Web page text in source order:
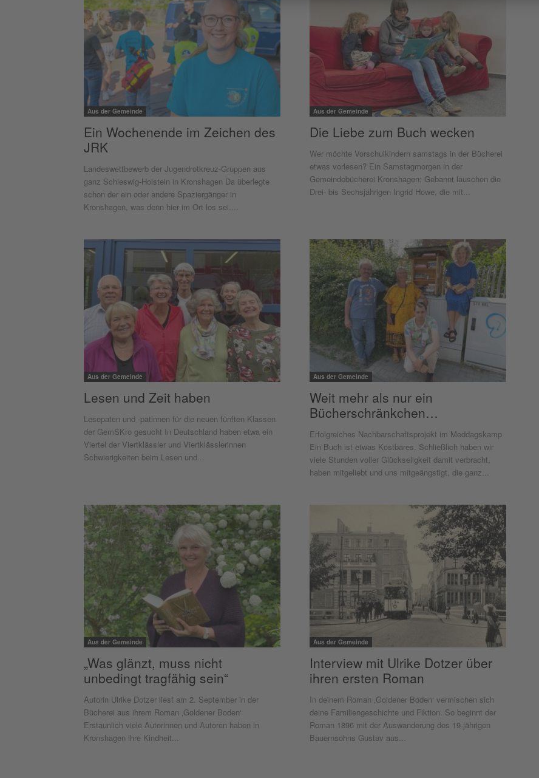
Aus der Gemeinde
Ein Wochenende im Zeichen des
JRK
Landeswettbewerb der Jugendrotkreuz-Gruppen aus
ganz Schleswig-Holstein in Kronshagen Da überlegte
schon der ein oder andere Spaziergänger in
Kronshagen, was denn hier im Ort los sei....
Aus der Gemeinde
Die Liebe zum Buch wecken
Wer möchte Vorschulkindern samstags in der Bücherei
etwas vorlesen? Ein Samstagmorgen in der
Gemeindebücherei Kronshagen: Gebannt lauschen die
Drei- bis Sechsjährigen Ingrid Howe, die mit...
Aus der Gemeinde
Lesen und Zeit haben
Lesepaten und -patinnen für die neuen fünften Klassen
der GemSKro gesucht In Deutschland haben etwa ein
Viertel der Viertklässler und Viertklässlerinnen
Schwierigkeiten beim Lesen und...
Aus der Gemeinde
Weit mehr als nur ein
Bücherschränkchen…
Erfolgreiches Nachbarschaftsprojekt im Meddagskamp
Ein Buch ist etwas Kostbares. Schließlich haben wir
viele Stunden voller Glückseligkeit damit verbracht,
haben mitgeliebt und uns mitgeängstigt, die ganz...
Aus der Gemeinde
„Was glänzt, muss nicht
unbedingt tragfähig sein“
Autorin Ulrike Dotzer liest am 2. September in der
Bücherei aus ihrem Roman ‚Goldener Boden‘
Erstaunlich viele Autorinnen und Autoren haben in
Kronshagen ihre Kindheit...
Aus der Gemeinde
Interview mit Ulrike Dotzer über
ihren ersten Roman
In deinem Roman ‚Goldener Boden‘ vermischen sich
deine Familiengeschichte und Fiktion. So beginnt der
Roman 1896 mit der Auswanderung des 19-jährigen
Bauernsohns Gustav aus...